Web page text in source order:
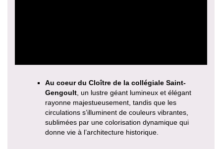
Au coeur du Cloître de la collégiale Saint-
Gengoult , un lustre géant lumineux et élégant
rayonne majestueusement, tandis que les
circulations s’illuminent de couleurs vibrantes,
sublimées par une colorisation dynamique qui
donne vie à l’architecture historique.